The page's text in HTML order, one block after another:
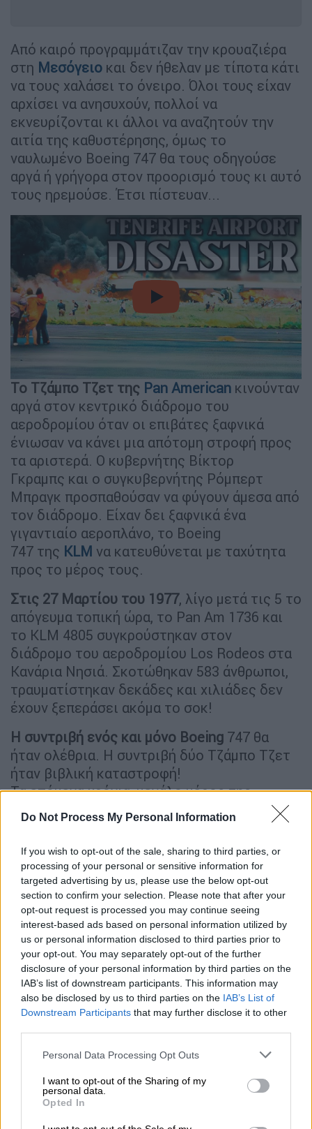
Do Not Process My Personal Information
If you wish to opt-out of the sale, sharing to third parties, or
processing of your personal or sensitive information for
targeted advertising by us, please use the below opt-out
section to confirm your selection. Please note that after your
opt-out request is processed you may continue seeing
interest-based ads based on personal information utilized by
us or personal information disclosed to third parties prior to
your opt-out. You may separately opt-out of the further
disclosure of your personal information by third parties on the
IAB’s list of downstream participants. This information may
also be disclosed by us to third parties on the IAB’s List of
Downstream Participants that may further disclose it to other
Please note that this website/app uses one or more Google
not limited to your visit or usage behaviour. You may click to
grant or deny consent to Google and its third-party tags to
use your data for below specified purposes in below Google
consent section.
Personal Data Processing Opt Outs
I want to opt-out of the Sharing of my
personal data.
Opted In
Από καιρό προγραμμάτιζαν την κρουαζιέρα
στη Μεσόγειο και δεν ήθελαν με τίποτα κάτι
να τους χαλάσει το όνειρο. Όλοι τους είχαν
αρχίσει να ανησυχούν, πολλοί να
εκνευρίζονται κι άλλοι να αναζητούν την
αιτία της καθυστέρησης, όμως το
ναυλωμένο Boeing 747 θα τους οδηγούσε
αργά ή γρήγορα στον προορισμό τους κι αυτό
τους ηρεμούσε. Έτσι πίστευαν...
video
Το Τζάμπο Τζετ της Pan American κινούνταν
αργά στον κεντρικό διάδρομο του
αεροδρομίου όταν οι επιβάτες ξαφνικά
ένιωσαν να κάνει μια απότομη στροφή προς
τα αριστερά. Ο κυβερνήτης Βίκτορ
Γκραμπς και ο συγκυβερνήτης Ρόμπερτ
Μπραγκ προσπαθούσαν να φύγουν άμεσα από
τον διάδρομο. Είχαν δει ξαφνικά ένα
γιγαντιαίο αεροπλάνο, το Boeing
747 της KLM να κατευθύνεται με ταχύτητα
προς το μέρος τους.
Στις 27 Μαρτίου του 1977, λίγο μετά τις 5 το
απόγευμα τοπική ώρα, το Pan Am 1736 και
το KLM 4805 συγκρούστηκαν στον
διάδρομο του αεροδρομίου Los Rodeos στα
Κανάρια Νησιά. Σκοτώθηκαν 583 άνθρωποι,
τραυματίστηκαν δεκάδες και χιλιάδες δεν
έχουν ξεπεράσει ακόμα το σοκ!
Η συντριβή ενός και μόνο Boeing 747 θα
ήταν ολέθρια. Η συντριβή δύο Τζάμπο Τζετ
ήταν βιβλική καταστροφή!
Τα επόμενα χρόνια, μεγάλο μέρος της
ευθύνης αποδόθηκε στον κυβερνήτη του
αεροσκάφους της KLM, Γιάκομπ φαν Ζάντεν,
ο οποίος μπήκε σε διαδικασία απογείωσης
πριν λάβει άδεια από τον Πύργο Ελέγχου.
Όμως αμέτρητα λάθη και σατανικές
συμπτώσεις έπρεπε να ευθυγραμμιστούν με
τρομακτική ακρίβεια για να συμβεί η
καταστροφή.
Οι μοιραίες συμπτώσεις
Και τα δύο γιγαντιαία αεροπλάνα μετέφεραν
επιβάτες που άρχιζαν τις διακοπές τους στα
Κανάρια Νησιά. Εκείνο το πρωί της
Κυριακής, λίγο πριν από την
747, μια τρομοκρατική ομάδα στα Κανάρια
Νησιά είχε πυροδοτήσει
τερματικό σταθμό του αεροδρομίου του Λας